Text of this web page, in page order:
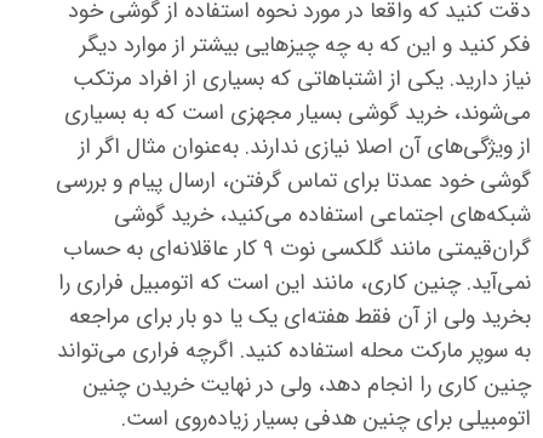
دقت کنید که واقعا در مورد نحوه استفاده از گوشی خود
فکر کنید و این که به چه چیزهایی بیشتر از موارد دیگر
نیاز دارید. یکی از اشتباهاتی که بسیاری از افراد مرتکب
می‌شوند، خرید گوشی بسیار مجهزی است که به بسیاری
از ویژگی‌های آن اصلا نیازی ندارند. به‌عنوان مثال اگر از
گوشی خود عمدتا برای تماس گرفتن، ارسال پیام و بررسی
شبکه‌های اجتماعی استفاده می‌کنید، خرید گوشی
گران‌قیمتی مانند گلکسی نوت ۹ کار عاقلانه‌ای به حساب
نمی‌آید. چنین کاری، مانند این است که اتومبیل فراری را
بخرید ولی از آن فقط هفته‌ای یک یا دو بار برای مراجعه
به سوپر مارکت محله استفاده کنید. اگرچه فراری می‌تواند
چنین کاری را انجام دهد، ولی در نهایت خریدن چنین
اتومبیلی برای چنین هدفی بسیار زیاده‌روی است.